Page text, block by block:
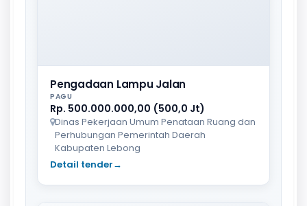
Pengadaan Lampu Jalan
PAGU
Rp. 500.000.000,00 (500,0 Jt)
Dinas Pekerjaan Umum Penataan Ruang dan
Perhubungan Pemerintah Daerah
Kabupaten Lebong
Detail tender→